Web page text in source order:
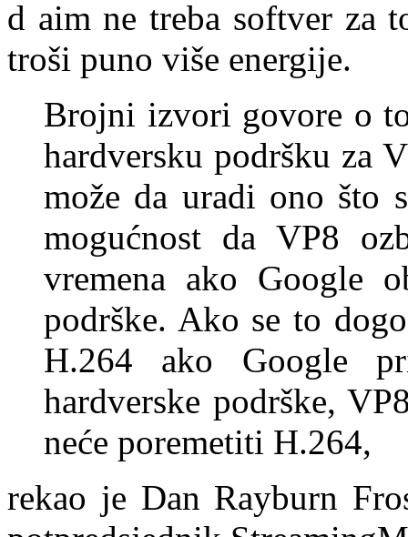
d aim ne treba softver
troši puno više energije.
Brojni izvori govore o
hardversku podršku za
može da uradi ono što
mogućnost da VP8
vremena ako Google
podrške. Ako se to
H.264 ako Google
hardverske podrške,
neće poremetiti H.264,
rekao je Dan Rayburn